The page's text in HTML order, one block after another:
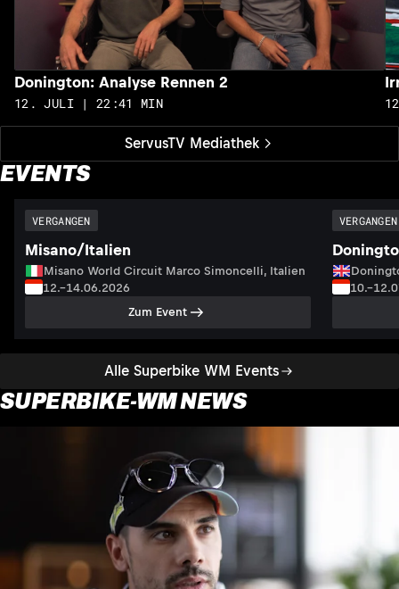
ServusTV Mediathek
Donington: Analyse Rennen 2
12. JULI | 22:41 MIN
EVENTS
Alle Superbike WM Events
VERGANGEN
Misano/Italien
Misano World Circuit Marco Simoncelli, Italien
12.–14.06.2026
Zum Event
VERGANGEN
SUPERBIKE-WM NEWS